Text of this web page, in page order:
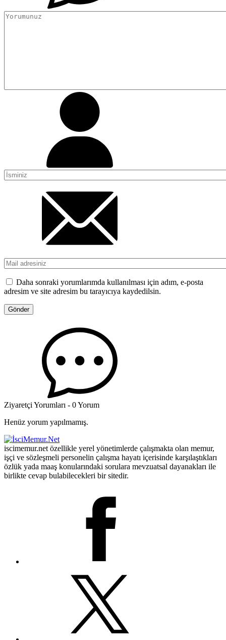
Daha sonraki yorumlarımda kullanılması için adım, e-posta
adresim ve site adresim bu tarayıcıya kaydedilsin.
Ziyaretçi Yorumları - 0 Yorum
Henüz yorum yapılmamış.
iscimemur.net özellikle yerel yönetimlerde çalışmakta olan memur,
işçi ve sözleşmeli personelin çalışma hayatı içerisinde karşılaştıkları
özlük yada maaş konularındaki sorulara mevzuatsal dayanakları ile
birlikte cevap bulabilecekleri bir sitedir.